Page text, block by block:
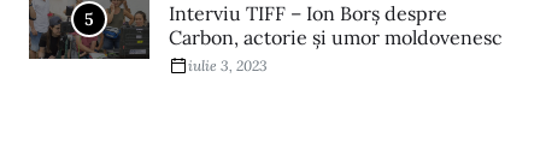
5
Interviu TIFF – Ion Borș despre
Carbon, actorie și umor moldovenesc
iulie 3, 2023